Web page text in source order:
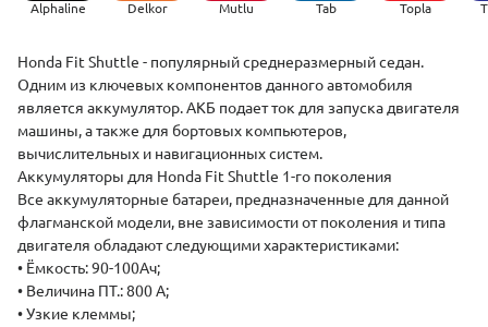
Alphaline Delkor Mutlu Tab Topla
Honda Fit Shuttle - популярный среднеразмерный седан.
Одним из ключевых компонентов данного автомобиля
является аккумулятор. АКБ подает ток для запуска двигателя
машины, а также для бортовых компьютеров,
вычислительных и навигационных систем.
Аккумуляторы для Honda Fit Shuttle 1-го поколения
Все аккумуляторные батареи, предназначенные для данной
флагманской модели, вне зависимости от поколения и типа
двигателя обладают следующими характеристиками:
• Ёмкость: 90-100Ач;
• Величина ПТ.: 800 А;
• Узкие клеммы;